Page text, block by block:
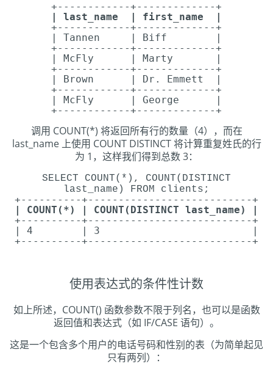
+------------+-------------+
| last_name | first_name |
+------------+-------------+
| Tannen | Biff |
+------------+-------------+
| McFly | Marty |
+------------+-------------+
| Brown | Dr. Emmett |
+------------+-------------+
| McFly | George |
+------------+-------------+
调用 COUNT(*) 将返回所有行的数量（4），而在
last_name 上使用 COUNT DISTINCT 将计算重复姓氏的行
为 1，这样我们得到总数 3：
SELECT COUNT(*), COUNT(DISTINCT
last_name) FROM clients;
+----------+---------------------------+
| COUNT(*) | COUNT(DISTINCT last_name) |
+----------+---------------------------+
| 4 | 3 |
+----------+---------------------------+
使用表达式的条件性计数
如上所述，COUNT() 函数参数不限于列名，也可以是函数
返回值和表达式（如 IF/CASE 语句）。
这是一个包含多个用户的电话号码和性别的表（为简单起见
只有两列）：